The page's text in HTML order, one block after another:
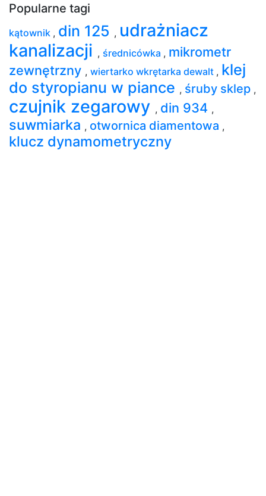
Popularne tagi
kątownik , din 125 , udrażniacz
kanalizacji , średnicówka , mikrometr
zewnętrzny , wiertarko wkrętarka dewalt , klej
do styropianu w piance , śruby sklep ,
czujnik zegarowy , din 934 ,
suwmiarka , otwornica diamentowa ,
klucz dynamometryczny